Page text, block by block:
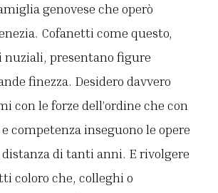
genovese che operò
Cofanetti come questo,
nuziali, presentano figure
finezza. Desidero davvero
con le forze dell’ordine che con
competenza inseguono le opere
di tanti anni. E rivolgere
coloro che, colleghi o